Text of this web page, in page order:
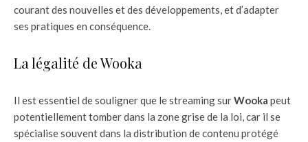
courant des nouvelles et des développements, et d’adapter
ses pratiques en conséquence.
La légalité de Wooka
Il est essentiel de souligner que le streaming surWooka peut
potentiellement tomber dans la zone grise de la loi, car il se
spécialise souvent dans la distribution de contenu protégé